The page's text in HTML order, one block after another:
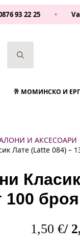
25 •
🥂 МОМИНСКО И
И АКСЕСОАРИ
Лате (Latte 084) –
100 броя
1,50 €/
Price